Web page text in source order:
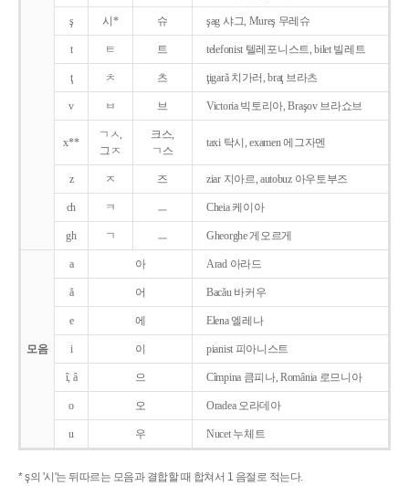
ş 시* 슈 şag 샤그, Mureş 무레슈
t ㅌ 트 telefonist 텔레포니스트, bilet 빌레트
ţ ㅊ 츠 ţigarǎ 치가러, braţ 브라츠
v ㅂ 브 Victoria 빅토리아, Braşov 브라쇼브
x**
ㄱㅅ,
그ㅈ
크스,
ㄱ스
taxi 탁시, examen 에그자멘
z ㅈ 즈 ziar 지아르, autobuz 아우토부즈
ch ㅋ ㅡ Cheia 케이아
gh ㄱ ㅡ Gheorghe 게오르게
모음
a 아 Arad 아라드
ǎ 어 Bacǎu 바커우
e 에 Elena 엘레나
i 이 pianist 피아니스트
î, â 으 Cîmpina 큼피나, România 로므니아
o 오 Oradea 오라데아
u 우 Nucet 누체트
* ş의 '시'는 뒤따르는 모음과 결합할 때 합쳐서 1 음절로 적는다.